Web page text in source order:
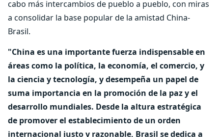
cabo más intercambios de pueblo a pueblo, con miras
a consolidar la base popular de la amistad China-
Brasil.
"China es una importante fuerza indispensable en
áreas como la política, la economía, el comercio, y
la ciencia y tecnología, y desempeña un papel de
suma importancia en la promoción de la paz y el
desarrollo mundiales. Desde la altura estratégica
de promover el establecimiento de un orden
internacional justo y razonable, Brasil se dedica a